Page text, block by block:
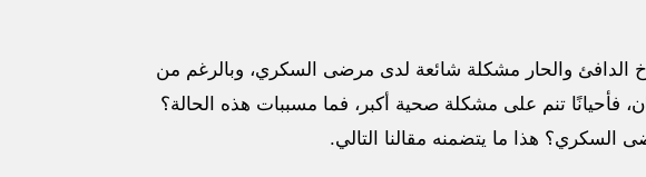
الدافئ والحار مشكلة شائعة لدى مرضى السكري، وبالرغم من
فأحيانًا تنم على مشكلة صحية أكبر، فما مسببات هذه الحالة؟
هذا ما يتضمنه مقالنا التالي.